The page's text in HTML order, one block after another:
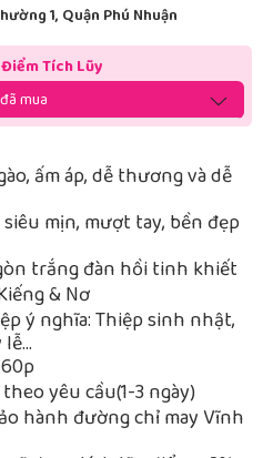
1, Quận Phú Nhuận
Tích Lũy
mua
ấm áp, dễ thương và dễ
mịn, mượt tay, bền đẹp
trắng đàn hồi tinh khiết
& Nơ
ý nghĩa: Thiệp sinh nhật,
yêu cầu(1-3 ngày)
hành đường chỉ may Vĩnh